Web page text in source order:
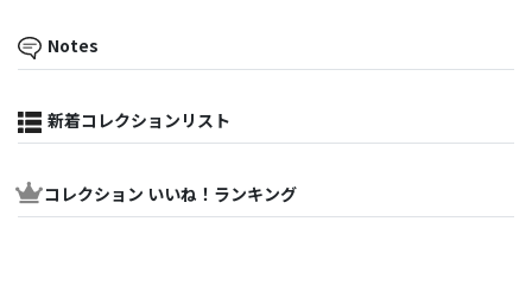
Notes
新着コレクションリスト
コレクション いいね！ランキング